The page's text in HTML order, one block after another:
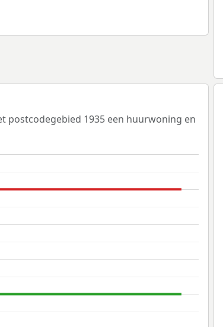
postcodegebied 1935 een huurwoning en